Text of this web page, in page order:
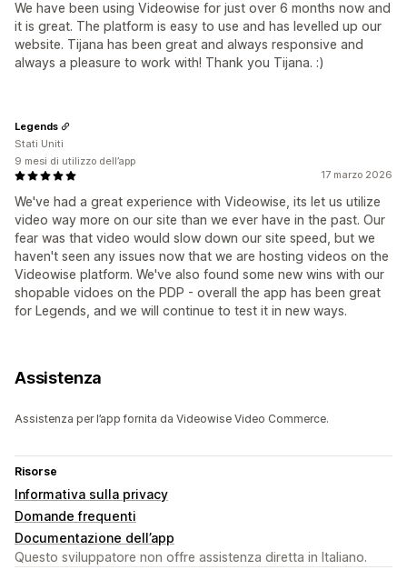
We have been using Videowise for just over 6 months now and
it is great. The platform is easy to use and has levelled up our
website. Tijana has been great and always responsive and
always a pleasure to work with! Thank you Tijana. :)
17 marzo 2026
We've had a great experience with Videowise, its let us utilize
video way more on our site than we ever have in the past. Our
fear was that video would slow down our site speed, but we
haven't seen any issues now that we are hosting videos on the
Videowise platform. We've also found some new wins with our
shopable vidoes on the PDP - overall the app has been great
for Legends, and we will continue to test it in new ways.
Legends
Stati Uniti
9 mesi di utilizzo dell’app
Assistenza
Assistenza per l’app fornita da Videowise Video Commerce.
Risorse
Informativa sulla privacy
Domande frequenti
Documentazione dell’app
Questo sviluppatore non offre assistenza diretta in Italiano.